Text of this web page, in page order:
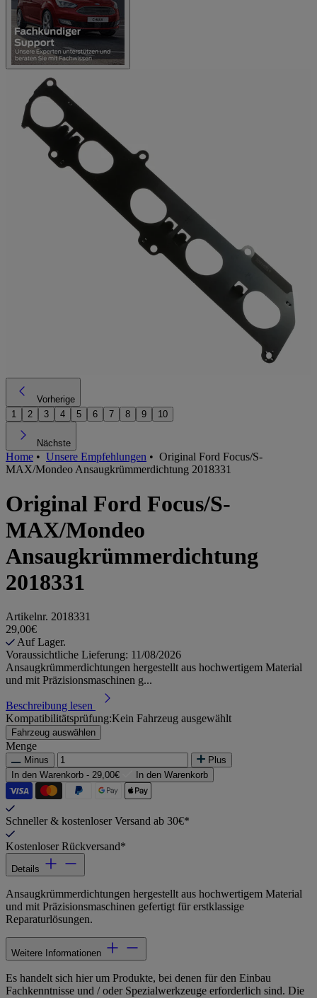
Vorherige
1
2 3 4 5 6 7 8 9 10
Nächste
Home • Unsere Empfehlungen • Original Ford Focus/S-
MAX/Mondeo Ansaugkrümmerdichtung 2018331
Original Ford Focus/S-
MAX/Mondeo
Ansaugkrümmerdichtung
2018331
Artikelnr. 2018331
29,00€
Auf Lager.
Voraussichtliche Lieferung: 11/08/2026
Ansaugkrümmerdichtungen hergestellt aus hochwertigem Material
und mit Präzisionsmaschinen g...
Beschreibung lesen
Kompatibilitätsprüfung:Kein Fahrzeug ausgewählt
Fahrzeug auswählen
Menge
Minus
Plus
In den Warenkorb - 29,00€ In den Warenkorb
Schneller & kostenloser Versand ab 30€*
Kostenloser Rückversand*
Details
Ansaugkrümmerdichtungen hergestellt aus hochwertigem Material
und mit Präzisionsmaschinen gefertigt für erstklassige
Reparaturlösungen.
Weitere Informationen
Es handelt sich hier um Produkte, bei denen für den Einbau
Fachkenntnisse und / oder Spezialwerkzeuge erforderlich sind. Die